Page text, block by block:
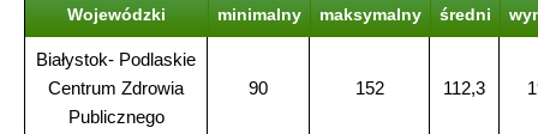
Wojewódzki
minimalny
maksymalny
średni
Białystok- Podlaskie
Centrum Zdrowia
Publicznego
90 152 112,3